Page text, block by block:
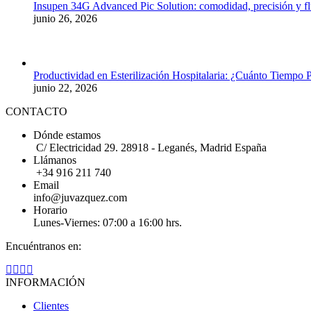
Insupen 34G Advanced Pic Solution: comodidad, precisión y
junio 26, 2026
Productividad en Esterilización Hospitalaria: ¿Cuánto Tiempo
junio 22, 2026
CONTACTO
Dónde estamos
C/ Electricidad 29. 28918 - Leganés, Madrid España
Llámanos
+34 916 211 740
Email
info@juvazquez.com
Horario
Lunes-Viernes: 07:00 a 16:00 hrs.
Encuéntranos en:
Twitter
page
Linkedin
page
in
Instagram
page
in
page
in
INFORMACIÓN
Clientes